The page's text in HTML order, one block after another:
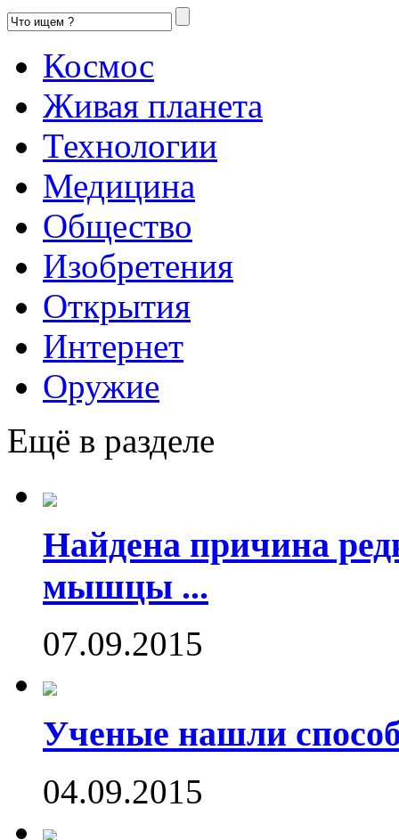
Космос
Живая планета
Технологии
Медицина
Общество
Изобретения
Открытия
Интернет
Оружие
Ещё в разделе
Найдена причина
мышцы ...
07.09.2015
Ученые нашли
04.09.2015